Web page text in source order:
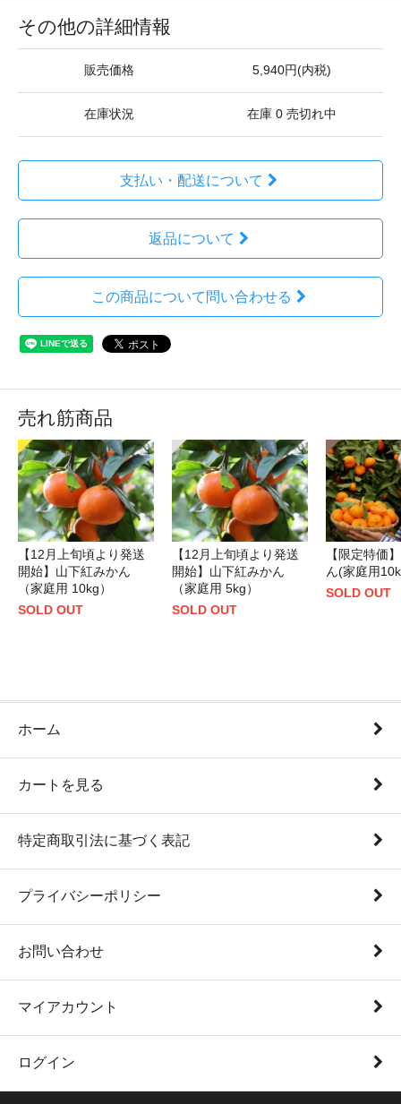
その他の詳細情報
販売価格 5,940円(内税)
在庫状況 在庫 0 売切れ中
支払い・配送について
返品について
この商品について問い合わせる
売れ筋商品
【12月上旬頃より発送
開始】山下紅みかん
（家庭用 10kg）
SOLD OUT
【12月上旬頃より発送
開始】山下紅みかん
（家庭用 5kg）
SOLD OUT
【限定特価
ん(家庭用
SOLD OUT
ホーム
カートを見る
特定商取引法に基づく表記
プライバシーポリシー
お問い合わせ
マイアカウント
ログイン